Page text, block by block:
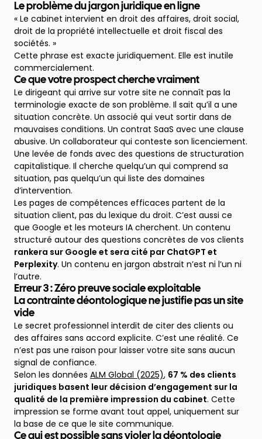
Le problème du jargon juridique en ligne
« Le cabinet intervient en droit des affaires, droit social,
droit de la propriété intellectuelle et droit fiscal des
sociétés. »
Cette phrase est exacte juridiquement. Elle est inutile
commercialement.
Ce que votre prospect cherche vraiment
Le dirigeant qui arrive sur votre site ne connaît pas la
terminologie exacte de son problème. Il sait qu’il a une
situation concrète. Un associé qui veut sortir dans de
mauvaises conditions. Un contrat SaaS avec une clause
abusive. Un collaborateur qui conteste son licenciement.
Une levée de fonds avec des questions de structuration
capitalistique. Il cherche quelqu’un qui comprend sa
situation, pas quelqu’un qui liste des domaines
d’intervention.
Les pages de compétences efficaces partent de la
situation client, pas du lexique du droit. C’est aussi ce
que Google et les moteurs IA cherchent. Un contenu
structuré autour des questions concrètes de vos clients
rankera sur Google et sera cité par ChatGPT et
Perplexity. Un contenu en jargon abstrait n’est ni l’un ni
l’autre.
Erreur 3 : Zéro preuve sociale exploitable
La contrainte déontologique ne justifie pas un site
vide
Le secret professionnel interdit de citer des clients ou
des affaires sans accord explicite. C’est une réalité. Ce
n’est pas une raison pour laisser votre site sans aucun
signal de confiance.
Selon les données ALM Global (2025), 67 % des clients
juridiques basent leur décision d’engagement sur la
qualité de la première impression du cabinet. Cette
impression se forme avant tout appel, uniquement sur
la base de ce que le site communique.
Ce qui est possible sans violer la déontologie